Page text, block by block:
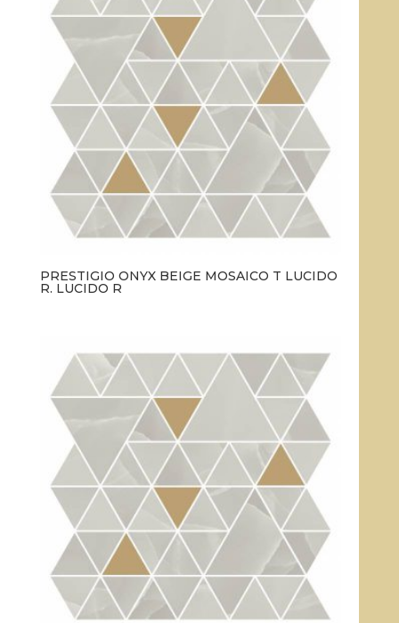
PRESTIGIO ONYX BEIGE MOSAICO T LUCIDO
R. LUCIDO R